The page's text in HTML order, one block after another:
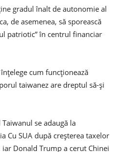
gradul înalt de autonomie al
de asemenea, să sporească
patriotic” în centrul financiar
cum funcționează
taiwanez are dreptul să-și
se adaugă la
Cu SUA după creșterea taxelor
Donald Trump a cerut Chinei